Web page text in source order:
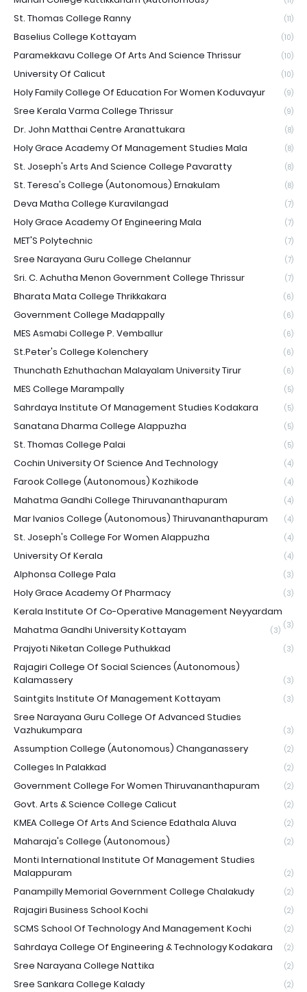
St. Thomas College Ranny (11)
Baselius College Kottayam (10)
Paramekkavu College Of Arts And Science Thrissur (10)
University Of Calicut (10)
Holy Family College Of Education For Women Koduvayur (9)
Sree Kerala Varma College Thrissur (9)
Dr. John Matthai Centre Aranattukara (8)
Holy Grace Academy Of Management Studies Mala (8)
St. Joseph's Arts And Science College Pavaratty (8)
St. Teresa's College (Autonomous) Ernakulam (8)
Deva Matha College Kuravilangad (7)
Holy Grace Academy Of Engineering Mala (7)
MET'S Polytechnic (7)
Sree Narayana Guru College Chelannur (7)
Sri. C. Achutha Menon Government College Thrissur (7)
Bharata Mata College Thrikkakara (6)
Government College Madappally (6)
MES Asmabi College P. Vemballur (6)
St.Peter's College Kolenchery (6)
Thunchath Ezhuthachan Malayalam University Tirur (6)
MES College Marampally (5)
Sahrdaya Institute Of Management Studies Kodakara (5)
Sanatana Dharma College Alappuzha (5)
St. Thomas College Palai (5)
Cochin University Of Science And Technology (4)
Farook College (Autonomous) Kozhikode (4)
Mahatma Gandhi College Thiruvananthapuram (4)
Mar Ivanios College (Autonomous) Thiruvananthapuram (4)
St. Joseph's College For Women Alappuzha (4)
University Of Kerala (4)
Alphonsa College Pala (3)
Holy Grace Academy Of Pharmacy (3)
Kerala Institute Of Co-Operative Management Neyyardam
(3)
Mahatma Gandhi University Kottayam (3)
Prajyoti Niketan College Puthukkad (3)
Rajagiri College Of Social Sciences (Autonomous)
Kalamassery
(3)
Saintgits Institute Of Management Kottayam (3)
Sree Narayana Guru College Of Advanced Studies
Vazhukumpara
(3)
Assumption College (Autonomous) Changanassery (2)
Colleges In Palakkad (2)
Government College For Women Thiruvananthapuram (2)
Govt. Arts & Science College Calicut (2)
KMEA College Of Arts And Science Edathala Aluva (2)
Maharaja's College (Autonomous) (2)
Monti International Institute Of Management Studies
Malappuram
(2)
Panampilly Memorial Government College Chalakudy (2)
Rajagiri Business School Kochi (2)
SCMS School Of Technology And Management Kochi (2)
Sahrdaya College Of Engineering & Technology Kodakara (2)
Sree Narayana College Nattika (2)
Sree Sankara College Kalady (2)